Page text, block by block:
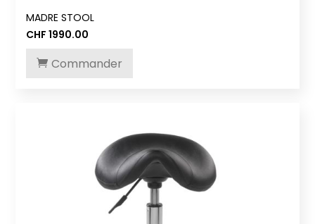
MADRE STOOL
CHF 1990.00
Commander